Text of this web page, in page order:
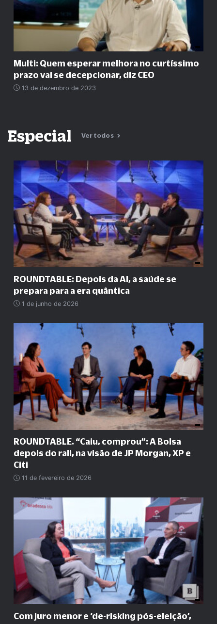
Multi: Quem esperar melhora no curtíssimo
prazo vai se decepcionar, diz CEO
13 de dezembro de 2023
Especial Ver todos
ROUNDTABLE: Depois da AI, a saúde se
prepara para a era quântica
1 de junho de 2026
ROUNDTABLE. “Caiu, comprou”: A Bolsa
depois do rali, na visão de JP Morgan, XP e
Citi
11 de fevereiro de 2026
Com juro menor e ‘de-risking pós-eleição’,